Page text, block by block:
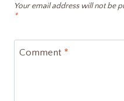
Your email address will not be
*
Comment *